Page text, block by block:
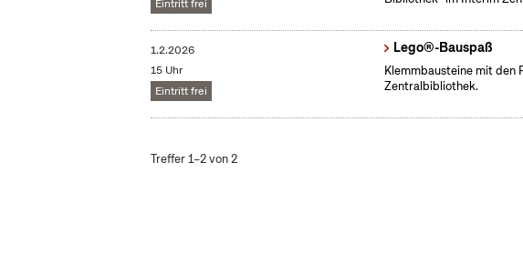
Eintritt frei
1.2.2026
15 Uhr
Eintritt frei
Lego®-Bauspaß
Klemmbausteine mit den
Zentralbibliothek.
Treffer 1–2 von 2